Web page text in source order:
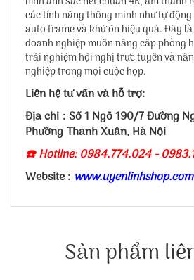
các tính năng thông minh như tự
auto frame và khử ồn hiệu quả. Đây
doanh nghiệp muốn nâng cấp phòng
trải nghiệm hội nghị trực tuyến và
nghiệp trong mọi cuộc họp.
Liên hệ tư vấn và hỗ trợ:
Địa chỉ : Số 1 Ngõ 190/7 Đường
Phường Thanh Xuân, Hà Nội
☎️ Hotline: 0984.774.024 -
Website : www.uyenlinhshop.com
Sản phẩm